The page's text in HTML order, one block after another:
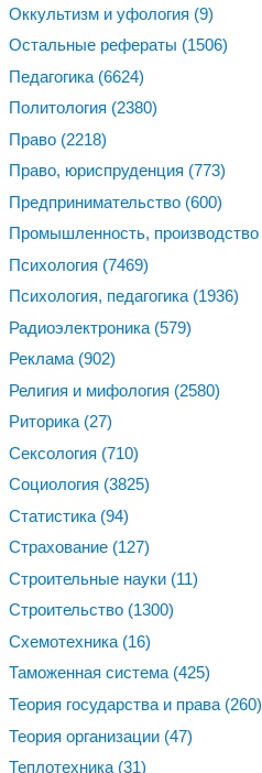
Оккультизм и уфология (9)
Остальные рефераты (1506)
Педагогика (6624)
Политология (2380)
Право (2218)
Право, юриспруденция (773)
Предпринимательство (600)
Промышленность, производство
Психология (7469)
Психология, педагогика (1936)
Радиоэлектроника (579)
Реклама (902)
Религия и мифология (2580)
Риторика (27)
Сексология (710)
Социология (3825)
Статистика (94)
Страхование (127)
Строительные науки (11)
Строительство (1300)
Схемотехника (16)
Таможенная система (425)
Теория государства и права (260)
Теория организации (47)
Теплотехника (31)